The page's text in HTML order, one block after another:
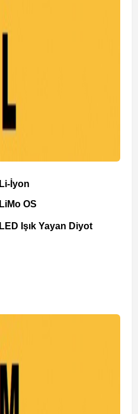
Li-İyon
LiMo OS
LED Işık Yayan Diyot